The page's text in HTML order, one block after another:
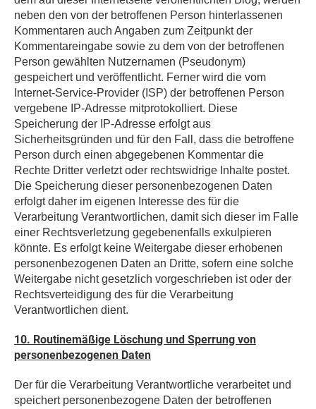
neben den von der betroffenen Person hinterlassenen
Kommentaren auch Angaben zum Zeitpunkt der
Kommentareingabe sowie zu dem von der betroffenen
Person gewählten Nutzernamen (Pseudonym)
gespeichert und veröffentlicht. Ferner wird die vom
Internet-Service-Provider (ISP) der betroffenen Person
vergebene IP-Adresse mitprotokolliert. Diese
Speicherung der IP-Adresse erfolgt aus
Sicherheitsgründen und für den Fall, dass die betroffene
Person durch einen abgegebenen Kommentar die
Rechte Dritter verletzt oder rechtswidrige Inhalte postet.
Die Speicherung dieser personenbezogenen Daten
erfolgt daher im eigenen Interesse des für die
Verarbeitung Verantwortlichen, damit sich dieser im Falle
einer Rechtsverletzung gegebenenfalls exkulpieren
könnte. Es erfolgt keine Weitergabe dieser erhobenen
personenbezogenen Daten an Dritte, sofern eine solche
Weitergabe nicht gesetzlich vorgeschrieben ist oder der
Rechtsverteidigung des für die Verarbeitung
Verantwortlichen dient.
10. Routinemäßige Löschung und Sperrung von
personenbezogenen Daten
Der für die Verarbeitung Verantwortliche verarbeitet und
speichert personenbezogene Daten der betroffenen